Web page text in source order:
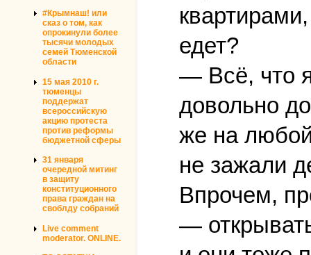
#Крымнаш! или
сказ о том, как
опрокинули более
тысячи молодых
семей Тюменской
области
15 мая 2010 г.
тюменцы
поддержат
всероссийскую
акцию протеста
против реформы
бюджетной сферы
31 января
очередной митинг
в защиту
конституционного
права граждан на
своблду собраний
Live comment
moderator. ONLINE.
едет?
— Всё, что
довольно
же на
не зажали
Впрочем,
—